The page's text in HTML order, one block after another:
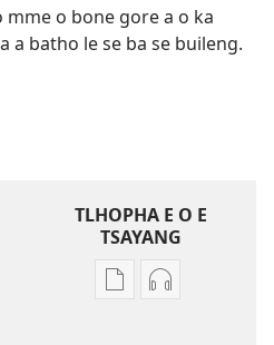
o bone gore a o ka
a batho le se ba se buileng.
TLHOPHA E O E
TSAYANG
DitselaDitsela